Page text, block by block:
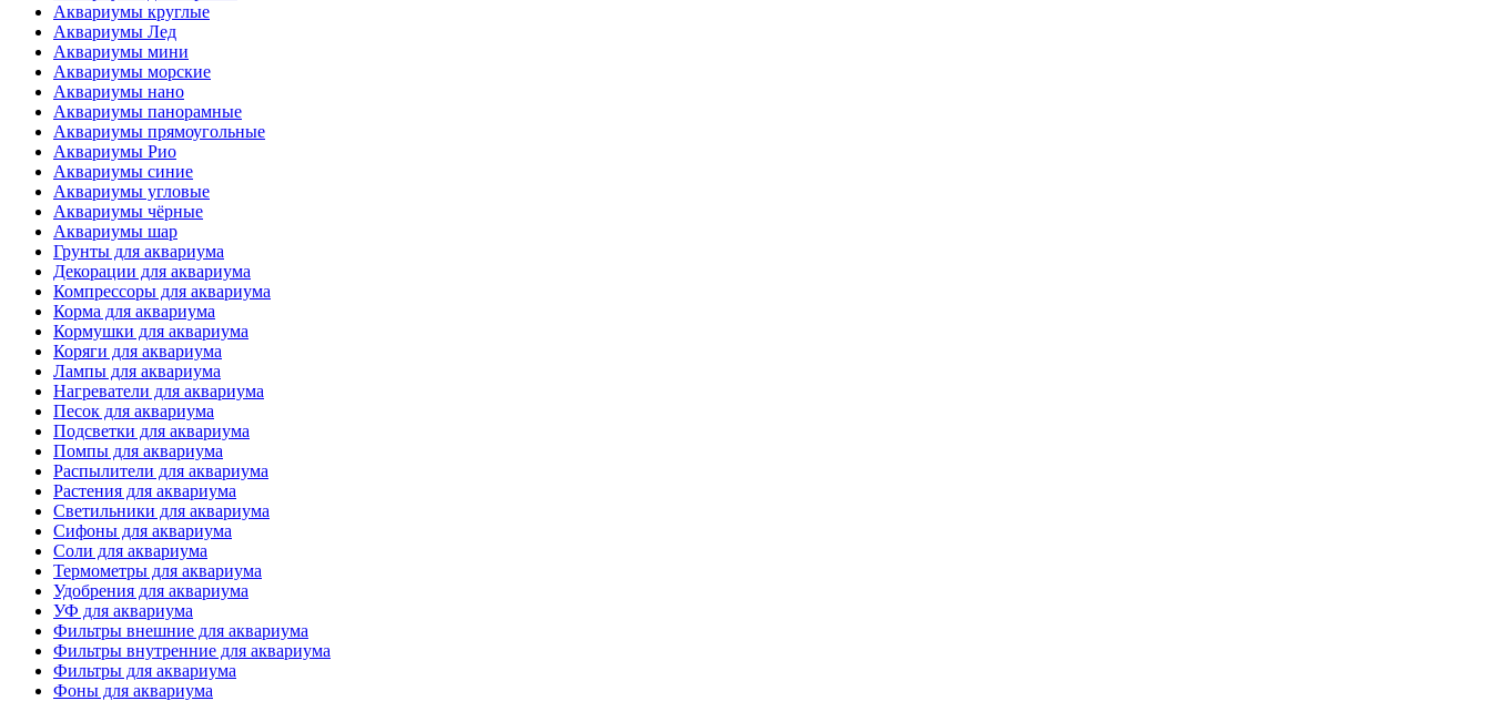
Аквариумы круглые
Аквариумы Лед
Аквариумы мини
Аквариумы морские
Аквариумы нано
Аквариумы панорамные
Аквариумы прямоугольные
Аквариумы Рио
Аквариумы синие
Аквариумы угловые
Аквариумы чёрные
Аквариумы шар
Грунты для аквариума
Декорации для аквариума
Компрессоры для аквариума
Корма для аквариума
Кормушки для аквариума
Коряги для аквариума
Лампы для аквариума
Нагреватели для аквариума
Песок для аквариума
Подсветки для аквариума
Помпы для аквариума
Распылители для аквариума
Растения для аквариума
Светильники для аквариума
Сифоны для аквариума
Соли для аквариума
Термометры для аквариума
Удобрения для аквариума
УФ для аквариума
Фильтры внешние для аквариума
Фильтры внутренние для аквариума
Фильтры для аквариума
Фоны для аквариума